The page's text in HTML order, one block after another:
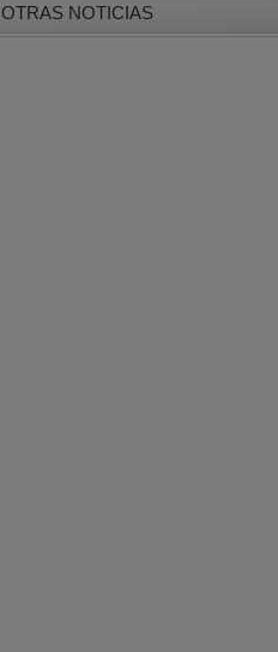
OTRAS NOTICIAS